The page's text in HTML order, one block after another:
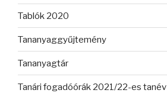
Tablók 2020
Tananyaggyűjtemény
Tananyagtár
Tanári fogadóórák 2021/22-es tanév